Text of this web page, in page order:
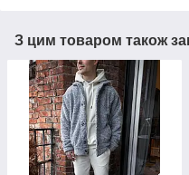
З цим товаром також